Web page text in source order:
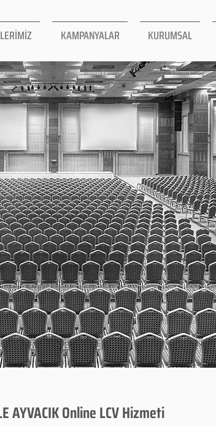
KAMPANYALAR KURUMSAL
AYVACIK Online LCV Hizmeti